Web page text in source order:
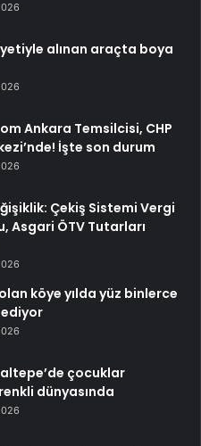
alınan araçta boya
Ankara Temsilcisi, CHP
İşte son durum
Çekiş Sistemi Vergi
Asgari ÖTV Tutarları
köye yılda yüz binlerce
çocuklar
dünyasında